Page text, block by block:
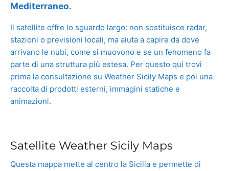
Mediterraneo.
Il satellite offre lo sguardo largo: non sostituisce radar,
stazioni o previsioni locali, ma aiuta a capire da dove
arrivano le nubi, come si muovono e se un fenomeno fa
parte di una struttura più estesa. Per questo qui trovi
prima la consultazione su Weather Sicily Maps e poi una
raccolta di prodotti esterni, immagini statiche e
animazioni.
Satellite Weather Sicily Maps
Questa mappa mette al centro la Sicilia e permette di